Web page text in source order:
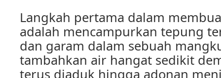
Langkah pertama dalam
adalah mencampurkan tepung
dan garam dalam sebuah
tambahkan air hangat sedikit
terus diaduk hingga adonan